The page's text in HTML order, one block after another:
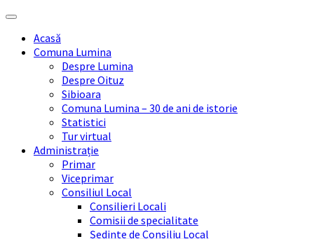
Skip
content
Skip
sidebar
Skip
right
sidebar
Skip
footerAcasă
Comuna Lumina
Despre Lumina
Despre Oituz
Sibioara
Comuna Lumina – 30 de ani de istorie
Statistici
Tur virtual
Administrație
Primar
Viceprimar
Consiliul Local
Consilieri Locali
Comisii de specialitate
Ședinte de Consiliu Local